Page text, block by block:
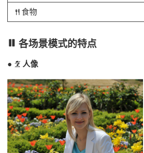
0 食物
各场景模式的特点
k 人像